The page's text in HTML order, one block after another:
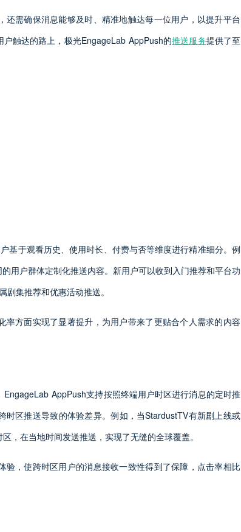
需确保消息能够及时、精准地触达每一位用户，以提升平台
触达的路上，极光EngageLab AppPush的推送服务提供了至
基于观看历史、使用时长、付费与否等维度进行精准细分。例
用户群体定制化推送内容。新用户可以收到入门推荐和平台功
集推荐和优惠活动推送。
方面实现了显著提升，为用户带来了更贴合个人需求的内容
AppPush支持按照终端用户时区进行消息的定时推
区推送导致的体验差异。例如，当StardustTV有新剧上线或
，在当地时间发送推送，实现了无缝的全球覆盖。
验，使跨时区用户的消息接收一致性得到了保障，点击率相比